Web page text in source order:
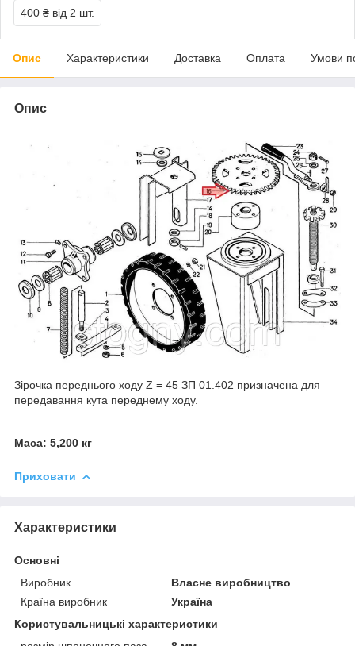
400 ₴ від 2 шт.
Опис Характеристики Доставка Оплата Умови
Опис
Зірочка переднього ходу Z = 45 ЗП 01.402 призначена для
передавання кута переднему ходу.
Маса: 5,200 кг
Приховати
Характеристики
Основні
Виробник
Власне виробництво
Країна виробник
Україна
Користувальницькі характеристики